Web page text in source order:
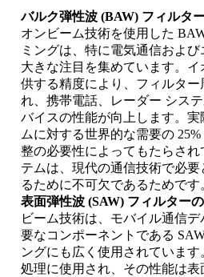
バルク弾性波 (BAW) フィルタ
オンビーム技術を使用した
ミングは、特に電気通信およ
大きな注目を集めています。
供する精度により、フィルタ
れ、携帯電話、レーダー シス
バイスの性能が向上します。
ムに対する世界的な需要の
整の必要性によってもたらさ
テムは、現代の通信技術で必
るために不可欠であるためです
表面弾性波 (SAW) フィルター
ビーム技術は、モバイル通信
要なコンポーネントである
ングにも広く使用されていま
処理に使用され、その性能は表